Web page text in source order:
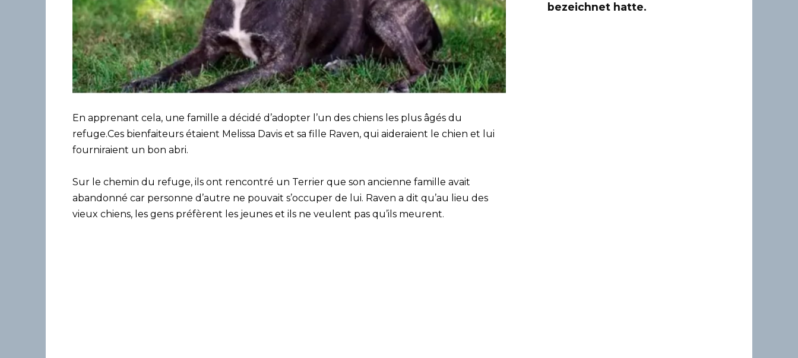
En apprenant cela, une famille a décidé d’adopter l’un des chiens les plus âgés du
refuge.Ces bienfaiteurs étaient Melissa Davis et sa fille Raven, qui aideraient le chien et lui
fourniraient un bon abri.
Sur le chemin du refuge, ils ont rencontré un Terrier que son ancienne famille avait
abandonné car personne d’autre ne pouvait s’occuper de lui. Raven a dit qu’au lieu des
vieux chiens, les gens préfèrent les jeunes et ils ne veulent pas qu’ils meurent.
bezeichnet hatte.